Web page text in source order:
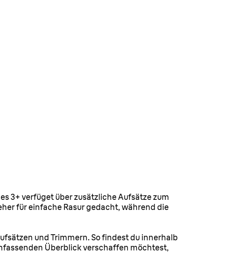
3+ verfüget über zusätzliche Aufsätze zum
für einfache Rasur gedacht, während die
und Trimmern. So findest du innerhalb
Überblick verschaffen möchtest,